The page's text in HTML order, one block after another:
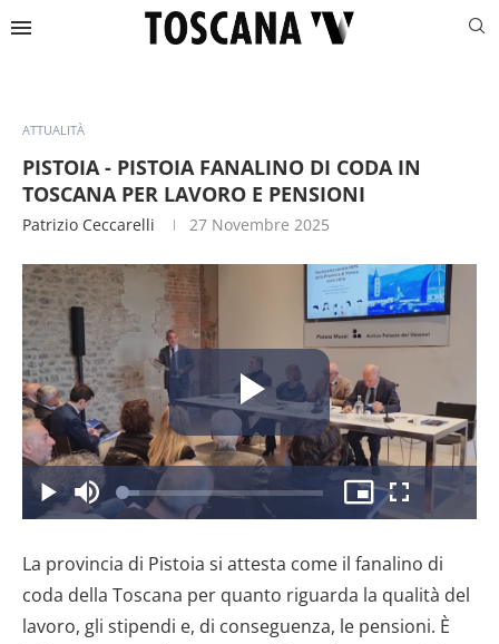
ATTUALITÀ
PISTOIA - PISTOIA FANALINO DI CODA IN
TOSCANA PER LAVORO E PENSIONI
Patrizio Ceccarelli 27 Novembre 2025
il
video
PlayDisattiva
l’audio
Caricato:
8.40%
Picture-
in-
Schermo
intero
La provincia di Pistoia si attesta come il fanalino di
coda della Toscana per quanto riguarda la qualità del
lavoro, gli stipendi e, di conseguenza, le pensioni. È